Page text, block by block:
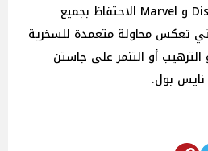
كما يُطلب من شركات Disney و Marvel الاحتفاظ بجميع
تعكس محاولة متعمدة للسخرية
الترهيب أو التنمر على جاستن
بول.